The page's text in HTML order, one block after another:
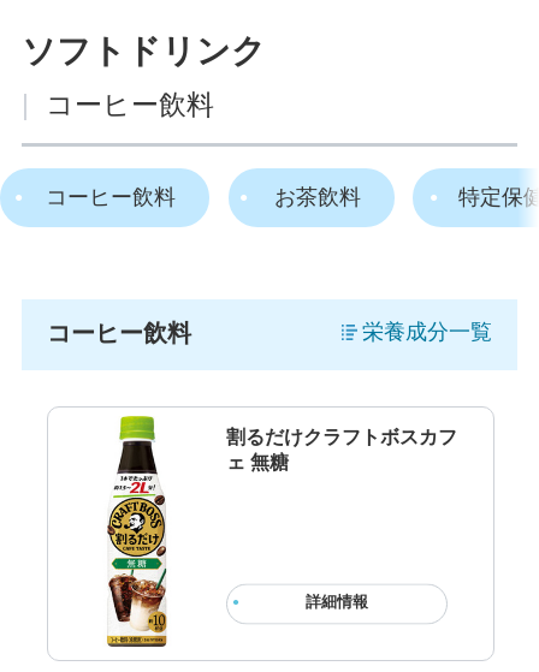
ソフトドリンク
コーヒー飲料
コーヒー飲料 お茶飲料 特定保
コーヒー飲料 栄養成分一覧
割るだけクラフトボスカフ
ェ 無糖
詳細情報